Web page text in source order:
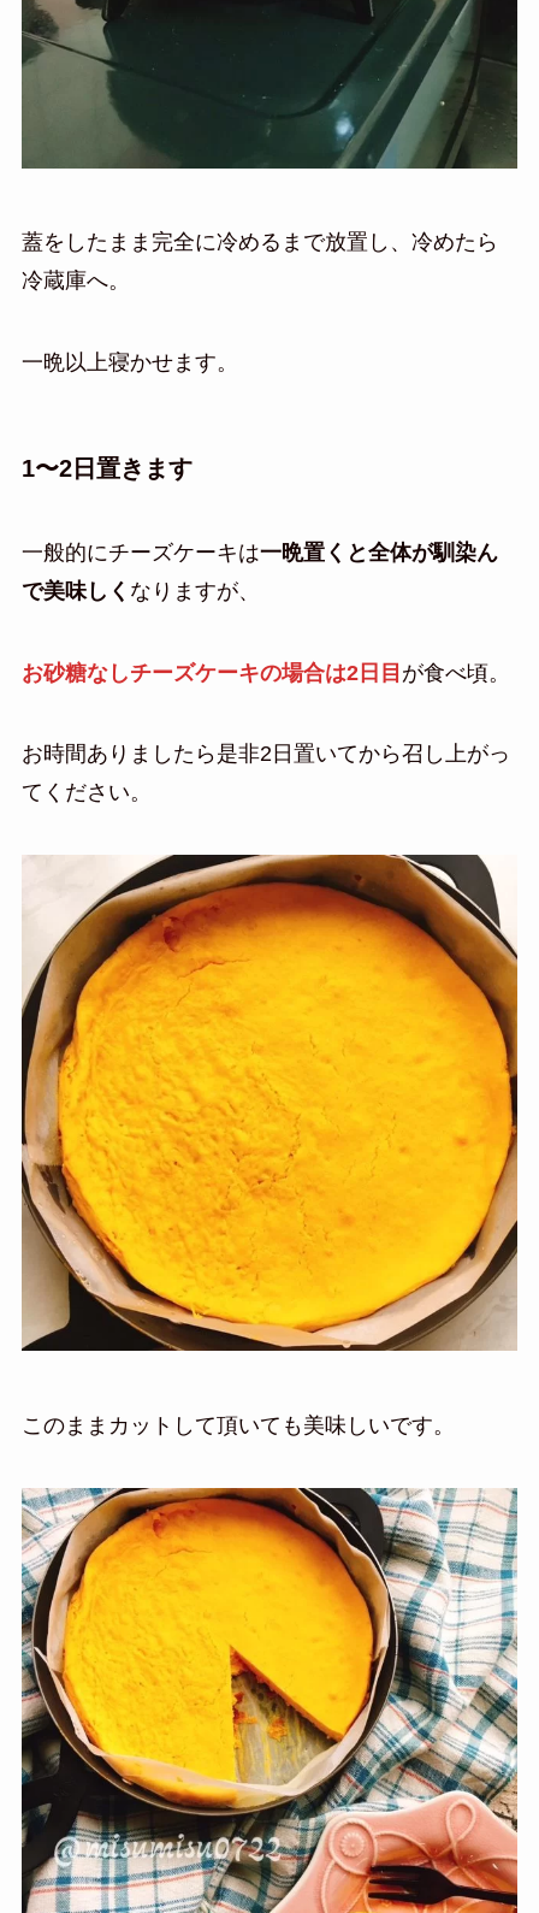
蓋をしたまま完全に冷めるまで放置し、冷めたら
冷蔵庫へ。
一晩以上寝かせます。
1〜2日置きます
一般的にチーズケーキは一晩置くと全体が馴染ん
で美味しく なりますが、
お砂糖なしチーズケーキの場合は2日目 が食べ頃。
お時間ありましたら是非2日置いてから召し上がっ
てください。
このままカットして頂いても美味しいです。